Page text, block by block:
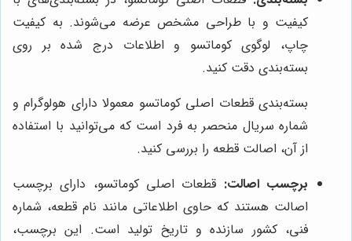
کیفیت و با طراحی مشخص عرضه می‌شوند. به کیفیت
چاپ، لوگوی کوماتسو و اطلاعات درج شده بر روی
بسته‌بندی دقت کنید.
بسته‌بندی قطعات اصلی کوماتسو معمولا دارای هولوگرام و
شماره سریال منحصر به فرد است که می‌توانید با استفاده
از آن، اصالت قطعه را بررسی کنید.
برچسب اصالت: قطعات اصلی کوماتسو، دارای برچسب
اصالت هستند که حاوی اطلاعاتی مانند نام قطعه، شماره
فنی، کشور سازنده و تاریخ تولید است. این برچسب،